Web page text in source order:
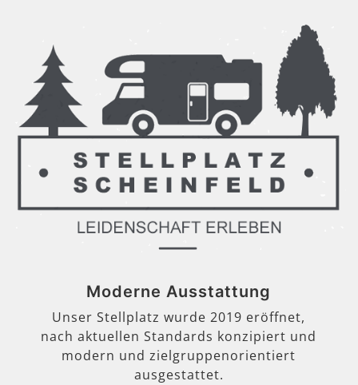
Moderne Ausstattung
Unser Stellplatz wurde 2019 eröffnet,
nach aktuellen Standards konzipiert und
modern und zielgruppenorientiert
ausgestattet.